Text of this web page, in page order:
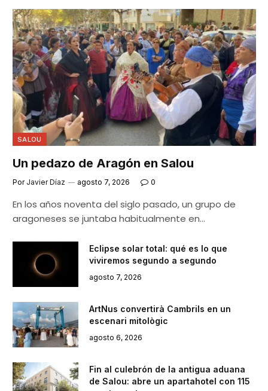
SALOU
Un pedazo de Aragón en Salou
Por Javier Díaz agosto 7, 2026 0
En los años noventa del siglo pasado, un grupo de
aragoneses se juntaba habitualmente en…
Eclipse solar total: qué es lo que
viviremos segundo a segundo
agosto 7, 2026
ArtNus convertirà Cambrils en un
escenari mitològic
agosto 6, 2026
Fin al culebrón de la antigua aduana
de Salou: abre un apartahotel con 115